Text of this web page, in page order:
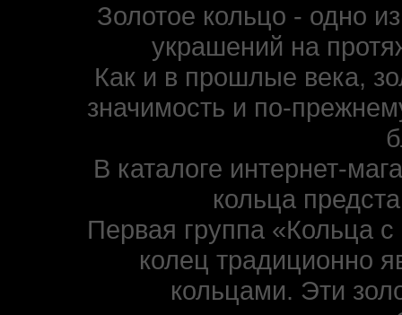
Золотое кольцо - одно
украшений на
Как и в прошлые века,
значимость и по-
В каталоге интернет-
кольца
Первая группа «Кольца
колец традиционно
кольцами. Эти